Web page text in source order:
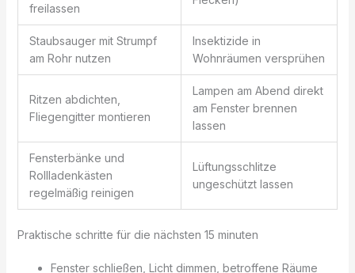
freilassen
Staubsauger mit Strumpf
am Rohr nutzen
Insektizide in
Wohnräumen versprühen
Ritzen abdichten,
Fliegengitter montieren
Lampen am Abend direkt
am Fenster brennen
lassen
Fensterbänke und
Rollladenkästen
regelmäßig reinigen
Lüftungsschlitze
ungeschützt lassen
Praktische schritte für die nächsten 15 minuten
Fenster schließen, Licht dimmen, betroffene Räume